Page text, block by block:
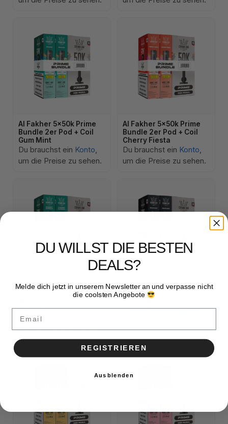
Al Fakher 5x50k Prime
Bundle 2er Pod + Coil
Gum Mint
Du brauchst ein Konto,
um die Preise zu sehen.
Al Fakher 5x50k Prime
Bundle 2er Pod + Coil
Cherry Fiesta
Du brauchst ein Konto,
um die Preise zu sehen.
Al Fakher 5x50k Prime
Bundle 2er Pod + Coil
Raspberry
Du brauchst ein
um die Preise zu sehen.
Al Fakher 5x50k Prime
Bundle 2er Pod + Coil
Grape Mint
Du brauchst einKonto,
DU WILLST DIE BESTEN
DEALS?
Melde dich jetzt in unserem Newsletter an und verpasse nicht
die coolsten Angebote
REGISTRIEREN
Ausblenden